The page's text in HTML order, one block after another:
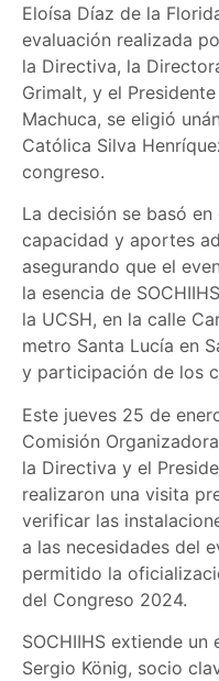
Eloísa Díaz de la
evaluación realizada
la Directiva, la
Grimalt, y el
Machuca, se eligió
Católica Silva
congreso.
La decisión se basó
capacidad y aportes
asegurando que el
la esencia de
la UCSH, en la calle
metro Santa Lucía en
y participación de los
Este jueves 25 de
Comisión
la Directiva y el
realizaron una visita
verificar las
a las necesidades del
permitido la
del Congreso 2024.
SOCHIIHS extiende
Sergio König, socio